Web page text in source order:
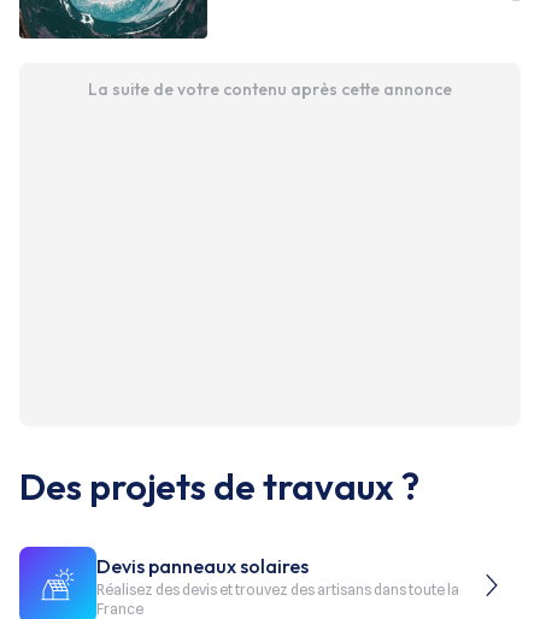
La suite de votre contenu après cette annonce
Des projets de travaux ?
Devis panneaux solaires
Réalisez des devis et trouvez des artisans dans toute la
France